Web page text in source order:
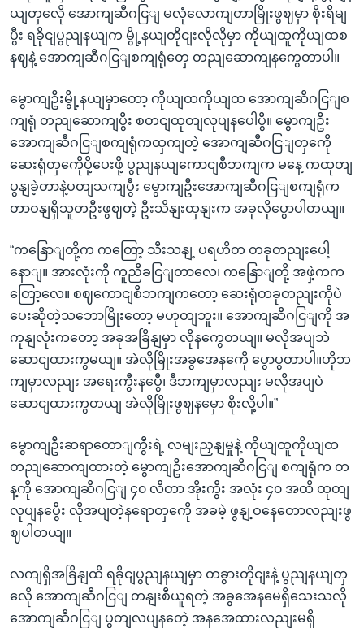
ယျတှလေို အောကျဆီဂငြျ မလုံလောကျတာမြိုးဖွဈမှာ စိုးရိမျ
ပွီး ရခိုငျပွညျနယျက မွို့နယျတိုငျးလိုလိုမှာ ကိုယျထူကိုယျထစ
နဈနဲ့ အောကျဆီဂငြျစကျရုံတှေ တညျဆောကျနကွေတာပါ။
မွောကျဦးမွို့နယျမှာတော့ ကိုယျထကိုယျထ အောကျဆီဂငြျစ
ကျရုံ တညျဆောကျပွီး စတငျထုတျလုပျနပေါပွီ။ မွောကျဦး
အောကျဆီဂငြျစကျရုံကထှကျတဲ့ အောကျဆီဂငြျတှကေို
ဆေးရုံတှကေိုပို့ပေးဖို့ ပွညျနယျကောငျစီဘကျက မနေ့ ကထုတျ
ပွနျခဲ့တာနဲ့ပတျသကျပွီး မွောကျဦးအောကျဆီဂငြျစကျရုံက
တာဝနျရှိသူတဦးဖွဈတဲ့ ဦးသိနျးထှနျးက အခုလိုပွောပါတယျ။
“ကနြောျတို့က ကတြော့ သီးသနျ့ ပရဟိတ တခုတညျးပေါ့
နောျ။ အားလုံးကို ကူညီခငြျတာလေ၊ ကနြောျတို့ အဖှဲ့ကက
တြော့လေ။ စဈကောငျစီဘကျကတော့ ဆေးရုံတခုတညျးကိုပဲ
ပေးဆိုတဲ့သဘောမြိုးတော့ မဟုတျဘူး။ အောကျဆီဂငြျကို အ
ကုနျလုံးကတော့ အခုအခြိနျမှာ လိုနကွေတယျ။ မလိုအပျဘဲ
ဆောငျထားကွမယျ။ အဲလိုမြိုးအခွအေနကေို ပွောပွတာပါ။ဟိုဘ
ကျမှာလညျး အရေးကွီးနပွေီ၊ ဒီဘကျမှာလညျး မလိုအပျပဲ
ဆောငျထားကွတယျ အဲလိုမြိုးဖွဈနမှော စိုးလို့ပါ။”
မွောကျဦးဆရာတောျကွီးရဲ့ လမျးညှနျမှုနဲ့ ကိုယျထူကိုယျထ
တညျဆောကျထားတဲ့ မွောကျဦးအောကျဆီဂငြျ စကျရုံက တ
န့ကို အောကျဆီဂငြျ ၄၀ လီတာ အိုးကွီး အလုံး ၄၀ အထိ ထုတျ
လုပျနပွေီး လိုအပျတဲ့နရောတှကေို အခမဲ့ ဖွနျ့ဝနေတောလညျးဖွ
ဈပါတယျ။
လကျရှိအခြိနျထိ ရခိုငျပွညျနယျမှာ တခွားတိုငျးနဲ့ ပွညျနယျတှ
လေို အောကျဆီဂငြျ တနျးစီယူရတဲ့ အခွအေနမေရှိသေးသလို
အောကျဆီဂငြျ ပွတျလပျနတေဲ့ အနအေထားလညျးမရှိ